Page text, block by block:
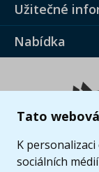
Tato
K
sociálních
Užitečné
Nabídka